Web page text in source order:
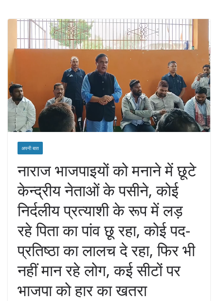
अपनी बात
नाराज भाजपाइयों को मनाने में छूटे
केन्द्रीय नेताओं के पसीने, कोई
निर्दलीय प्रत्याशी के रूप में लड़
रहे पिता का पांव छू रहा, कोई पद-
प्रतिष्ठा का लालच दे रहा, फिर भी
नहीं मान रहे लोग, कई सीटों पर
भाजपा को हार का खतरा